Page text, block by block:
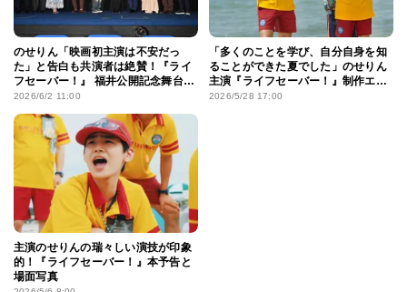
のせりん「映画初主演は不安だっ
た」と告白も共演者は絶賛！『ライ
フセーバー！』 福井公開記念舞台挨
拶
2026/6/2 11:00
「多くのことを学び、自分自身を知
ることができた夏でした」のせりん
主演『ライフセーバー！』制作エピ
ソードとメイキングカットが公開！
2026/5/28 17:00
主演のせりんの瑞々しい演技が印象
的！『ライフセーバー！』本予告と
場面写真